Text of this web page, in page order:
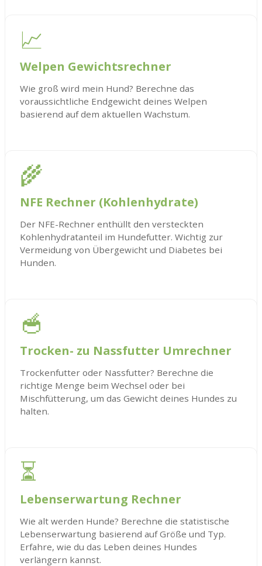
📈
Welpen Gewichtsrechner
Wie groß wird mein Hund? Berechne das
voraussichtliche Endgewicht deines Welpen
basierend auf dem aktuellen Wachstum.
🌾
NFE Rechner (Kohlenhydrate)
Der NFE-Rechner enthüllt den versteckten
Kohlenhydratanteil im Hundefutter. Wichtig zur
Vermeidung von Übergewicht und Diabetes bei
Hunden.
🥣
Trocken- zu Nassfutter Umrechner
Trockenfutter oder Nassfutter? Berechne die
richtige Menge beim Wechsel oder bei
Mischfütterung, um das Gewicht deines Hundes zu
halten.
⏳
Lebenserwartung Rechner
Wie alt werden Hunde? Berechne die statistische
Lebenserwartung basierend auf Größe und Typ.
Erfahre, wie du das Leben deines Hundes
verlängern kannst.